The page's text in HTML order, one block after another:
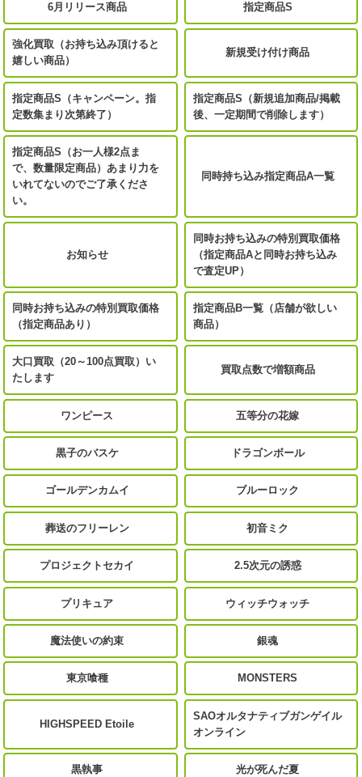
6月リリース商品 指定商品S
強化買取（お持ち込み頂けると
嬉しい商品）
新規受け付け商品
指定商品S（キャンペーン。指
定数集まり次第終了）
指定商品S（新規追加商品/掲載
後、一定期間で削除します）
指定商品S（お一人様2点ま
で、数量限定商品）あまり力を
いれてないのでご了承くださ
い。
同時持ち込み指定商品A一覧
お知らせ
同時お持ち込みの特別買取価格
（指定商品Aと同時お持ち込み
で査定UP）
同時お持ち込みの特別買取価格
（指定商品あり）
指定商品B一覧（店舗が欲しい
商品）
大口買取（20～100点買取）い
たします
買取点数で増額商品
ワンピース 五等分の花嫁
黒子のバスケ ドラゴンボール
ゴールデンカムイ ブルーロック
葬送のフリーレン 初音ミク
プロジェクトセカイ 2.5次元の誘惑
プリキュア ウィッチウォッチ
魔法使いの約束 銀魂
東京喰種 MONSTERS
HIGHSPEED Etoile
SAOオルタナティブガンゲイル
オンライン
黒執事 光が死んだ夏